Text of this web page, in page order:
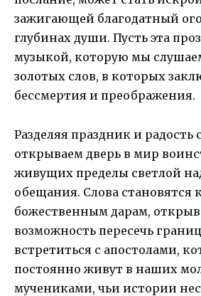
зажигающей благодатный
глубинах души. Пусть эта
музыкой, которую мы
золотых слов, в которых
бессмертия и преображения.
Разделяя праздник и радость
открываем дверь в мир
живущих пределы светлой
обещания. Слова становятся
божественным дарам,
возможность пересечь
встретиться с апостолами,
постоянно живут в наших
мучениками, чьи истории